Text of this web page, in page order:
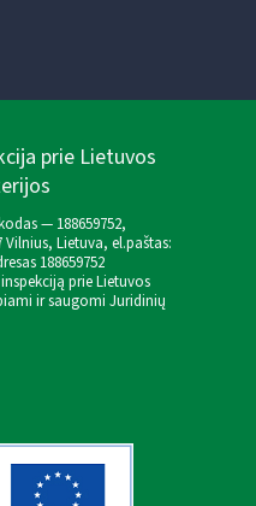
prie Lietuvos
— 188659752,
Vilnius, Lietuva, el.paštas:
188659752
prie Lietuvos
ir saugomi Juridinių